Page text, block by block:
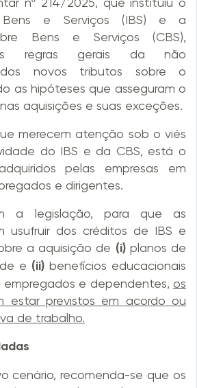
Bens e Serviços (IBS) e a
Bens e Serviços (CBS),
regras gerais da não
dos novos tributos sobre o
as hipóteses que asseguram o
aquisições e suas exceções.
merecem atenção sob o viés
do IBS e da CBS, está o
pelas empresas em
e dirigentes.
a legislação, para que as
usufruir dos créditos de IBS e
a aquisição de (i)planos de
e (ii) benefícios educacionais
empregados e dependentes, os
estar previstos em acordo ou
de trabalho.
cenário, recomenda-se que os